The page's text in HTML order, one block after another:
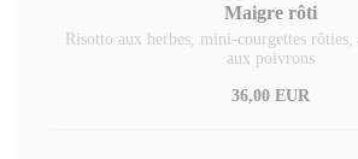
Maigre rôti
Risotto aux herbes, mini-courgettes rôties,
aux poivrons
36,00 EUR